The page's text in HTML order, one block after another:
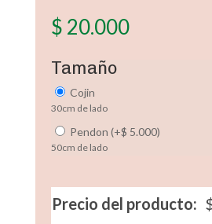
$ 20.000
Tamaño
Cojin
30cm de lado
Pendon (+$ 5.000)
50cm de lado
Precio del producto: